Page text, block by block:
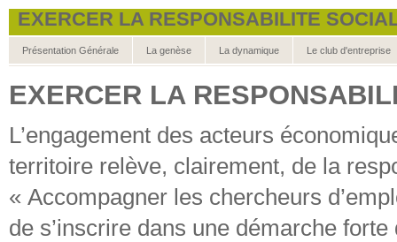
EXERCER LA RESPONSABILITE
Présentation Générale La genèse La dynamique Le club d'entreprise
EXERCER LA
L’engagement des acteurs
territoire relève, clairement, de la
« Accompagner les chercheurs
de s’inscrire dans une démarche